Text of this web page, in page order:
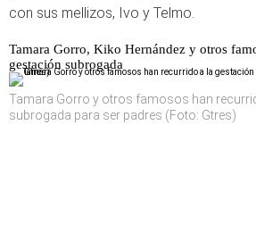
con sus mellizos, Ivo y Telmo.
Tamara Gorro, Kiko Hernández y otros
gestación subrogada
Tamara Gorro y otros famosos han
subrogada para ser padres (Foto: Gtres)